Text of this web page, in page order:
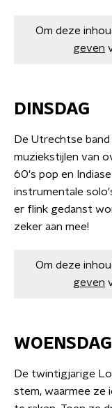
Om deze
geven
DINSDAG
De Utrechtse
muziekstijlen van
60's pop en
instrumentale
er flink gedanst
zeker aan mee!
Om deze
geven
WOENSDAG
De twintigjarige
stem, waarmee ze